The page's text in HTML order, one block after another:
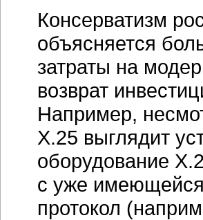
Консерватизм
объясняется
затраты на
возврат
Например,
X.25 выглядит
оборудование
с уже
протокол